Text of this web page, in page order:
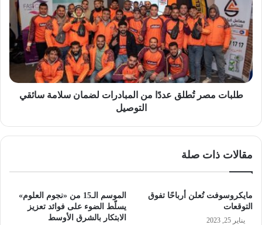
تُطلق
عددًا
من
المبادرات
لضمان
سلامة
سائقي
التوصيل
طلبات مصر تُطلق عددًا من المبادرات لضمان سلامة سائقي
التوصيل
مقالات ذات صلة
مايكروسوفت تُعلن أرباحًا تفوق
التوقعات
يناير 25, 2023
الموسم الـ15 من «نجوم العلوم»
يسلّط الضوء على فوائد تعزيز
الابتكار بالشرق الأوسط